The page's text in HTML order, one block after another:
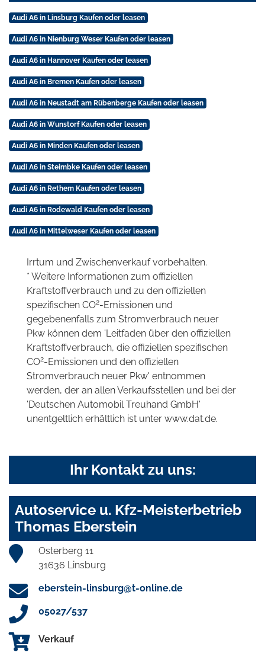
Audi A6 in Linsburg Kaufen oder leasen
Audi A6 in Nienburg Weser Kaufen oder leasen
Audi A6 in Hannover Kaufen oder leasen
Audi A6 in Bremen Kaufen oder leasen
Audi A6 in Neustadt am Rübenberge Kaufen oder leasen
Audi A6 in Wunstorf Kaufen oder leasen
Audi A6 in Minden Kaufen oder leasen
Audi A6 in Steimbke Kaufen oder leasen
Audi A6 in Rethem Kaufen oder leasen
Audi A6 in Rodewald Kaufen oder leasen
Audi A6 in Mittelweser Kaufen oder leasen
Irrtum und Zwischenverkauf vorbehalten.
* Weitere Informationen zum offiziellen
Kraftstoffverbrauch und zu den offiziellen
spezifischen CO2-Emissionen und
gegebenenfalls zum Stromverbrauch neuer
Pkw können dem 'Leitfaden über den offiziellen
Kraftstoffverbrauch, die offiziellen spezifischen
CO2-Emissionen und den offiziellen
Stromverbrauch neuer Pkw' entnommen
werden, der an allen Verkaufsstellen und bei der
'Deutschen Automobil Treuhand GmbH'
unentgeltlich erhältlich ist unter www.dat.de.
Ihr Kontakt zu uns:
Autoservice u. Kfz-Meisterbetrieb
Thomas Eberstein
Osterberg 11
31636 Linsburg
eberstein-linsburg@t-online.de
05027/537
Verkauf